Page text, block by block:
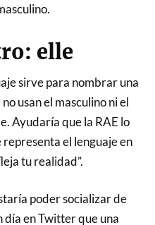
elle
sirve para nombrar una
usan el masculino ni el
Ayudaría que la RAE lo
el lenguaje en
tu realidad”.
poder socializar de
día en Twitter que una